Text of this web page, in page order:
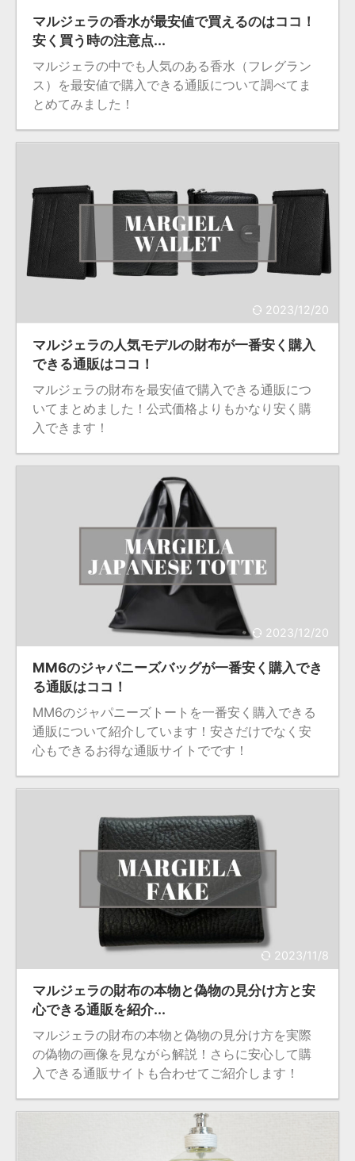
マルジェラの香水が最安値で買えるのはココ！
安く買う時の注意点...
マルジェラの中でも人気のある香水（フレグラン
ス）を最安値で購入できる通販について調べてま
とめてみました！
2023/12/20
マルジェラの人気モデルの財布が一番安く購入
できる通販はココ！
マルジェラの財布を最安値で購入できる通販につ
いてまとめました！公式価格よりもかなり安く購
入できます！
2023/12/20
MM6のジャパニーズバッグが一番安く購入でき
る通販はココ！
MM6のジャパニーズトートを一番安く購入できる
通販について紹介しています！安さだけでなく安
心もできるお得な通販サイトでです！
2023/11/8
マルジェラの財布の本物と偽物の見分け方と安
心できる通販を紹介...
マルジェラの財布の本物と偽物の見分け方を実際
の偽物の画像を見ながら解説！さらに安心して購
入できる通販サイトも合わせてご紹介します！